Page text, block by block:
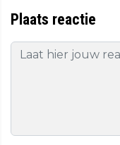
Plaats reactie